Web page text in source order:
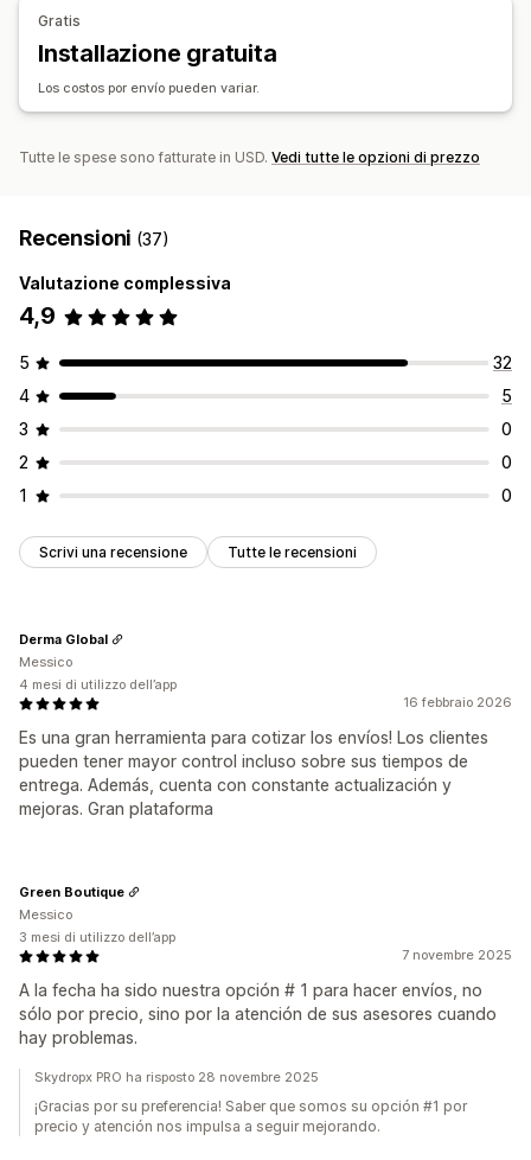
Gestione delle spedizioni
Sincronizzazione degli ordini
Aggiornamenti sugli ordini
Convalida degli indirizzi
Regole personalizzate
Gratis
Installazione gratuita
Los costos por envío pueden variar.
Tutte le spese sono fatturate in USD. Vedi tutte le opzioni di prezzo
Recensioni (37)
Valutazione complessiva
4,9
5
32
4
5
3
0
2
0
1
0
Scrivi una recensione Tutte le recensioni
16 febbraio 2026
Es una gran herramienta para cotizar los envíos! Los clientes
pueden tener mayor control incluso sobre sus tiempos de
entrega. Además, cuenta con constante actualización y
mejoras. Gran plataforma
Derma Global
Messico
4 mesi di utilizzo dell’app
7 novembre 2025
A la fecha ha sido nuestra opción # 1 para hacer envíos, no
sólo por precio, sino por la atención de sus asesores cuando
hay problemas.
Green Boutique
Messico
3 mesi di utilizzo dell’app
Skydropx PRO ha risposto 28 novembre 2025
¡Gracias por su preferencia! Saber que somos su opción #1 por
precio y atención nos impulsa a seguir mejorando.